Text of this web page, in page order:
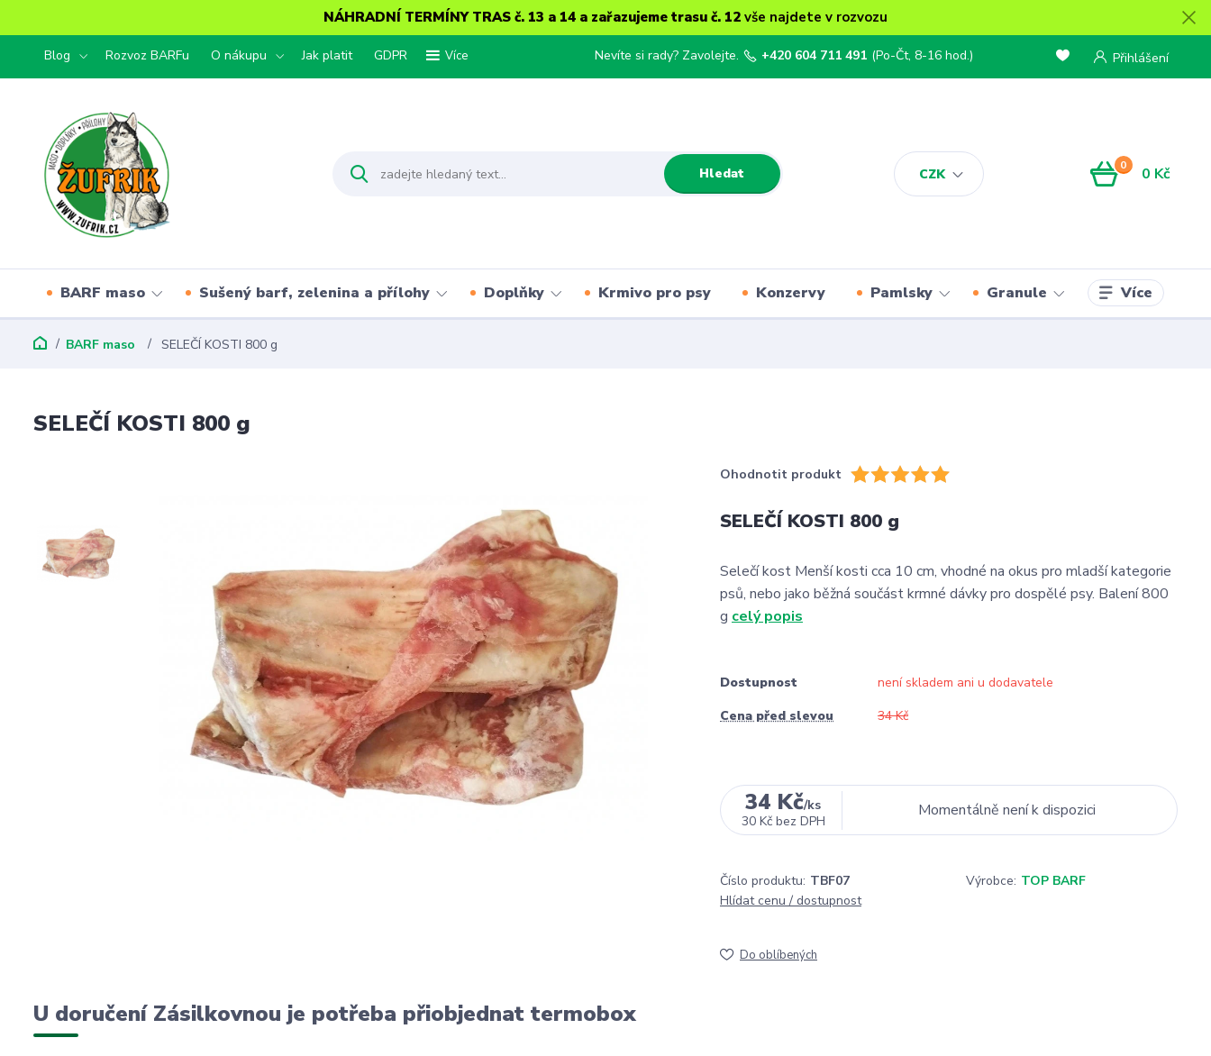
NÁHRADNÍ TERMÍNY TRAS č. 13 a 14 a zařazujeme trasu č. 12 vše najdete v rozvozu
Blog Rozvoz BARFu O nákupu Jak platit GDPR Více
CZK
Přihlášení
Hledat
Nevíte si rady? Zavolejte. +420 604 711 491 (Po-Čt, 8-16 hod.)
0 0 Kč
BARF maso Sušený barf, zelenina a přílohy Doplňky Krmivo pro psy Konzervy Pamlsky Granule Více
BARF maso SELEČÍ KOSTI 800 g
SELEČÍ KOSTI 800 g
Ohodnotit produkt
SELEČÍ KOSTI 800 g
Selečí kost Menší kosti cca 10 cm, vhodné na okus pro mladší kategorie
psů, nebo jako běžná součást krmné dávky pro dospělé psy. Balení 800
g celý popis
Dostupnost
není skladem ani u dodavatele
Cena před slevou
34 Kč
34 Kč/ks
30 Kč bez DPH
Momentálně není k dispozici
Číslo produktu: TBF07 Výrobce: TOP BARF
Hlídat cenu / dostupnost
Do oblíbených
U doručení Zásilkovnou je potřeba přiobjednat termobox